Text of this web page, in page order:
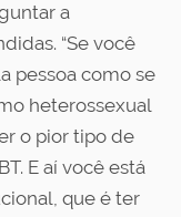
a
“Se você
pessoa como se
heterossexual
o pior tipo de
E aí você está
que é ter